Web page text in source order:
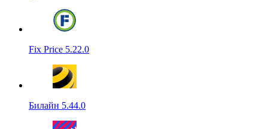
Fix Price 5.22.0
Билайн 5.44.0